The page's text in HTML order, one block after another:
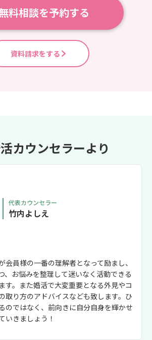
料相談を予約する
資料請求をする
カウンセラーより
代表カウンセラー
竹内よしえ
会員様の一番の理解者となって励まし、
、お悩みを整理して迷いなく活動できる
す。また婚活で大変重要となる外見やコ
取り方のアドバイスなども致します。ひ
のではなく、前向きに自分自身を輝かせ
いきましょう！